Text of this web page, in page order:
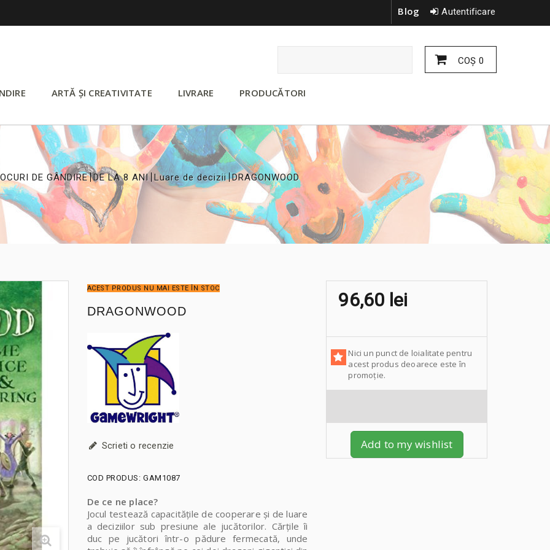
Autentificare
Blog
COŞ 0
ARTĂ ȘI CREATIVITATE LIVRARE PRODUCĂTORI
DE GÂNDIRE
>
DE LA 8 ANI
>
Luare de decizii
>
DRAGONWOOD
ACEST PRODUS NU MAI ESTE ÎN STOC
DRAGONWOOD
Scrieti o recenzie
COD PRODUS: GAM1087
De ce ne place?
Jocul testează capacitățile de cooperare și de luare
a deciziilor sub presiune ale jucătorilor. Cărțile îi
duc pe jucători într-o pădure fermecată, unde
96,60 lei
Nici un punct de loialitate pentru
acest produs deoarece este în
promoție.
Add to my wishlist